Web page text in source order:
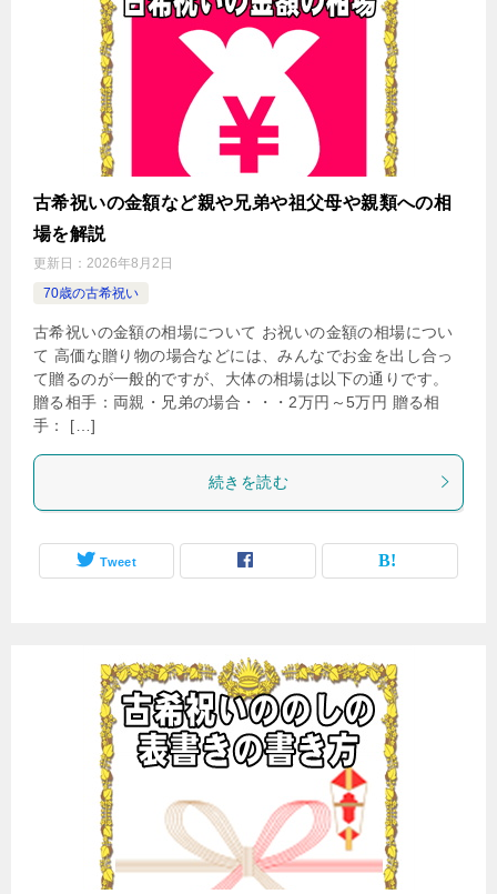
古希祝いの金額など親や兄弟や祖父母や親類への相
場を解説
更新日： 2026年8月2日
70歳の古希祝い
古希祝いの金額の相場について お祝いの金額の相場につい
て 高価な贈り物の場合などには、みんなでお金を出し合っ
て贈るのが一般的ですが、大体の相場は以下の通りです。
贈る相手：両親・兄弟の場合・・・2万円～5万円 贈る相
手： […]
続きを読む
Tweet